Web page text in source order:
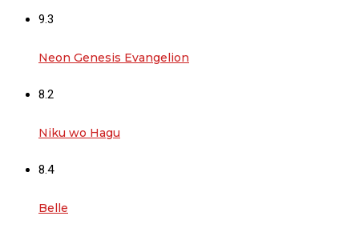
9.3
Neon Genesis Evangelion
8.2
Niku wo Hagu
8.4
Belle